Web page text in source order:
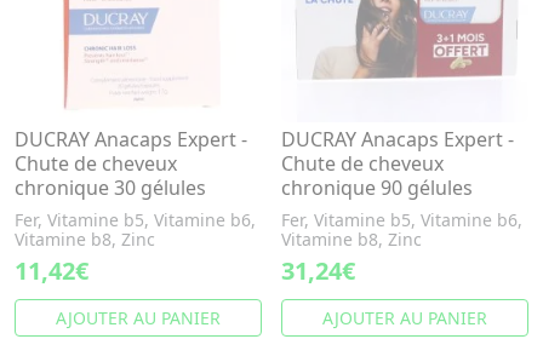
DUCRAY Anacaps Expert -
Chute de cheveux
chronique 30 gélules
Fer, Vitamine b5, Vitamine b6,
Vitamine b8, Zinc
11,42€
AJOUTER AU PANIER
DUCRAY Anacaps Expert -
Chute de cheveux
chronique 90 gélules
Fer, Vitamine b5, Vitamine b6,
Vitamine b8, Zinc
31,24€
AJOUTER AU PANIER